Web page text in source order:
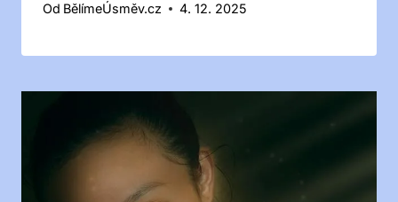
Od BělímeÚsměv.cz 4. 12. 2025